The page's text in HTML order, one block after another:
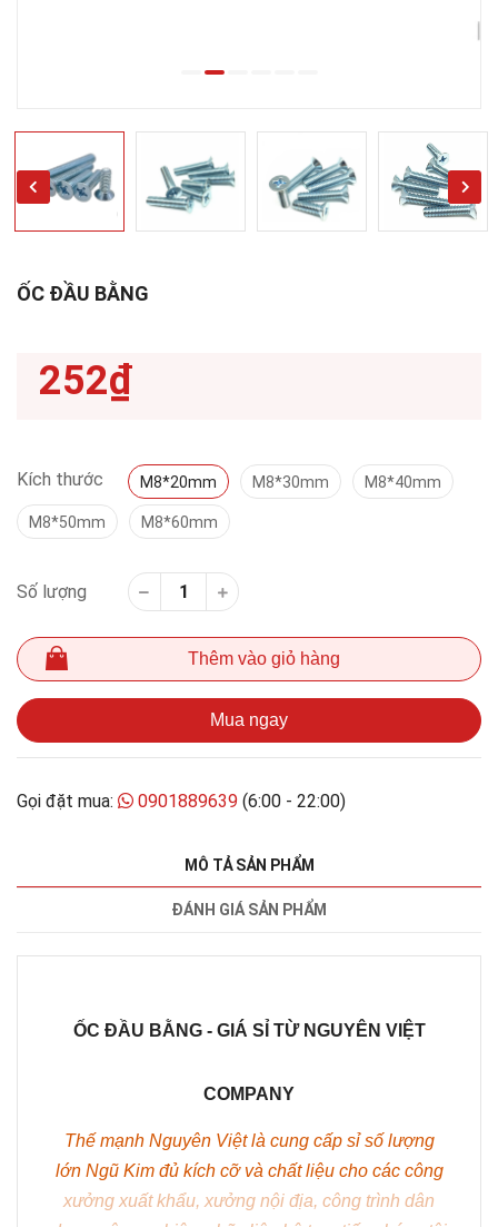
ỐC ĐẦU BẰNG
252₫
Kích thước M8*20mm M8*30mm M8*40mm
M8*50mm M8*60mm
Số lượng
Thêm vào giỏ hàng
Mua ngay
Gọi đặt mua: 0901889639 (6:00 - 22:00)
MÔ TẢ SẢN PHẨM
ĐÁNH GIÁ SẢN PHẨM
ỐC ĐẦU BẰNG - GIÁ SỈ TỪ NGUYÊN VIỆT
COMPANY
Thế mạnh Nguyên Việt là cung cấp sỉ số lượng
lớn Ngũ Kimđủ kích cỡ và chất liệu cho các công
xưởng xuất khẩu, xưởng nội địa, công trình dân